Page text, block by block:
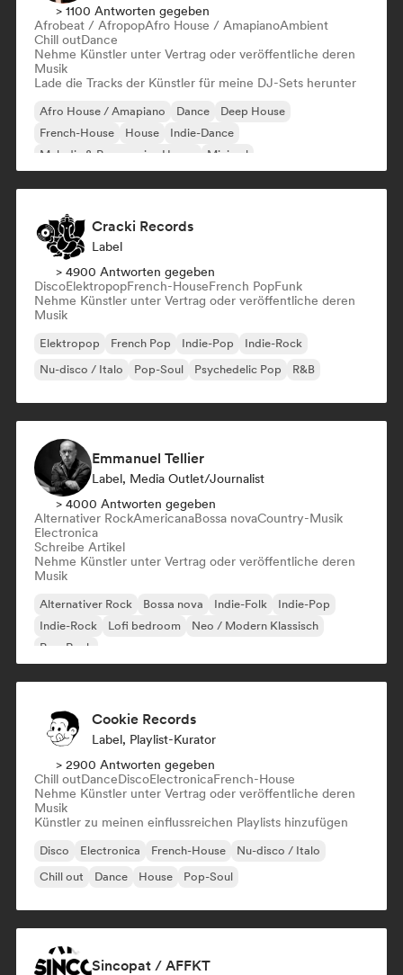
> 1100 Antworten gegeben
Afrobeat / AfropopAfro House / AmapianoAmbient
Chill outDance
Nehme Künstler unter Vertrag oder veröffentliche deren
Musik
Lade die Tracks der Künstler für meine DJ-Sets herunter
Afro House / Amapiano Dance
Deep House
French-House
House
Indie-Dance
Melodic & Progressive House
Minimal
Cracki Records
Label
> 4900 Antworten gegeben
DiscoElektropopFrench-HouseFrench PopFunk
Nehme Künstler unter Vertrag oder veröffentliche deren
Musik
Elektropop French Pop Indie-Pop
Indie-Rock
Nu-disco / Italo
Pop-Soul Psychedelic Pop R&B
Emmanuel Tellier
Label, Media Outlet/Journalist
> 4000 Antworten gegeben
Alternativer RockAmericanaBossa novaCountry-Musik
Electronica
Schreibe Artikel
Nehme Künstler unter Vertrag oder veröffentliche deren
Musik
Alternativer Rock Bossa nova Indie-Folk
Indie-Pop
Indie-Rock
Lofi bedroom
Neo / Modern Klassisch
Pop-Rock
Cookie Records
Label, Playlist-Kurator
> 2900 Antworten gegeben
Chill outDanceDiscoElectronicaFrench-House
Nehme Künstler unter Vertrag oder veröffentliche deren
Musik
Künstler zu meinen einflussreichen Playlists hinzufügen
Disco Electronica French-House
Nu-disco / Italo
Chill out
Dance House Pop-Soul
Sincopat / AFFKT